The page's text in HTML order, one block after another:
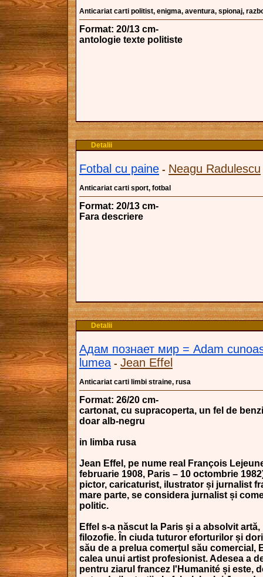
Anticariat carti politist, enigma, aventura, spionaj,
Format: 20/13 cm-
antologie texte politiste
Detalii
Fotbal cu paine - Neagu Radulescu
Anticariat carti sport, fotbal
Format: 20/13 cm-
Fara descriere
Detalii
Адам познает мир = Adam
lumea- Jean Effel
Anticariat carti limbi straine, rusa
Format: 26/20 cm-
cartonat, cu supracoperta, un fel de
doar alb-negru
in limba rusa
Jean Effel, pe nume real François
februarie 1908, Paris – 10 octombrie
pictor, caricaturist, ilustrator și jurnalist
mare parte, se considera jurnalist și
politic.
Effel s-a născut la Paris și a absolvit artă,
filozofie. În ciuda tuturor eforturilor și
său de a prelua comerțul său comercial,
calea unui artist profesionist. Adesea a
pentru ziarul francez l'Humanité și este,